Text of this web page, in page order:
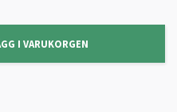
I VARUKORGEN